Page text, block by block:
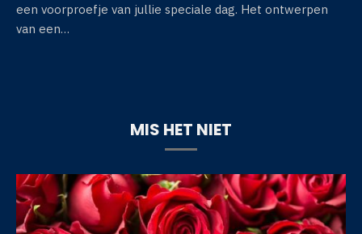
een voorproefje van jullie speciale dag. Het ontwerpen
van een…
MIS HET NIET